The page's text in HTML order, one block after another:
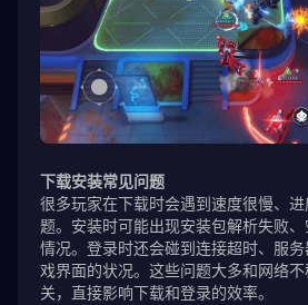
下载安装常见问题
很多玩家在下载时会遇到速度很慢、
题。安装时可能出现安装包解析失败
情况。登录时还会碰到连接超时、服
戏界面的状况。这些问题大多和网络
关，直接影响下载和登录的效率。